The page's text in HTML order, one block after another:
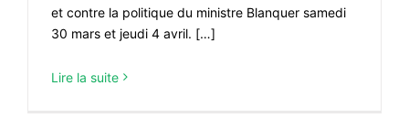
et contre la politique du ministre Blanquer samedi
30 mars et jeudi 4 avril. […]
Lire la suite